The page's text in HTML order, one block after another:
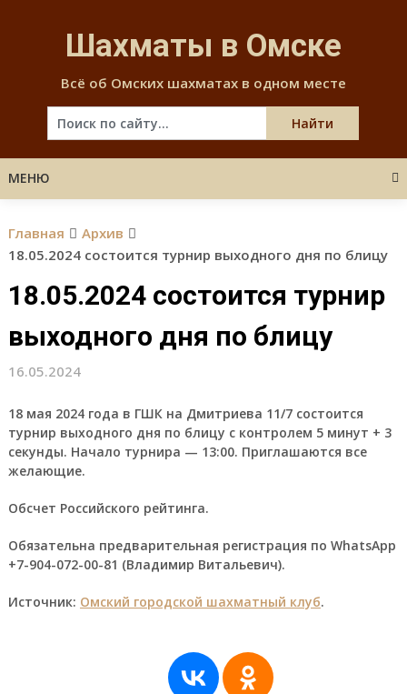
content
Шахматы в Омске
Всё об Омских шахматах в одном месте
МЕНЮ
Главная
Архив
18.05.2024 состоится турнир выходного дня по блицу
18.05.2024 состоится турнир
выходного дня по блицу
16.05.2024
18 мая 2024 года в ГШК на Дмитриева 11/7 состоится
турнир выходного дня по блицу с контролем 5 минут + 3
секунды. Начало турнира — 13:00. Приглашаются все
желающие.
Обсчет Российского рейтинга.
Обязательна предварительная регистрация по WhatsApp
+7-904-072-00-81 (Владимир Витальевич).
Источник: Омский городской шахматный клуб.